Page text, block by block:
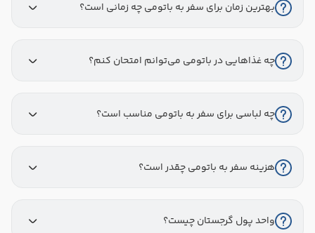
بهترین زمان برای سفر به باتومی چه زمانی است؟
چه غذاهایی در باتومی می‌توانم امتحان کنم؟
چه لباسی برای سفر به باتومی مناسب است؟
هزینه سفر به باتومی چقدر است؟
واحد پول گرجستان چیست؟